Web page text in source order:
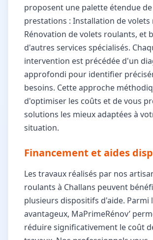
proposent une palette étendue de
prestations : Installation de volets
Rénovation de volets roulants, et
d'autres services spécialisés.
intervention est précédée d'un
approfondi pour identifier
besoins. Cette approche
d'optimiser les coûts et de vous
solutions les mieux adaptées à
situation.
Financement et aides
Les travaux réalisés par nos
roulants à Challans peuvent
plusieurs dispositifs d'aide. Parmi
avantageux, MaPrimeRénov’
réduire significativement le coût